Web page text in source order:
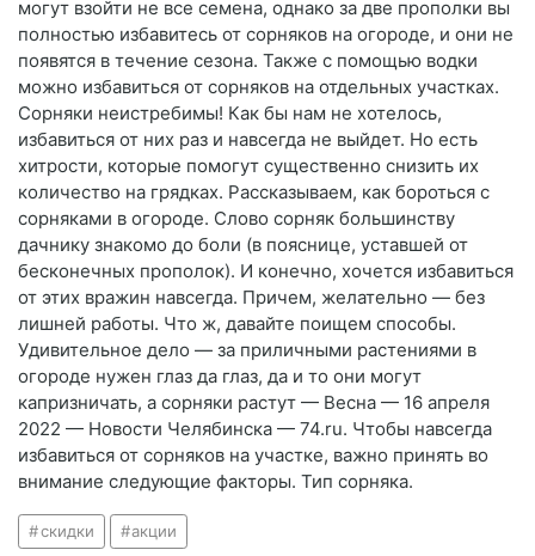
могут взойти не все семена, однако за две прополки вы
полностью избавитесь от сорняков на огороде, и они не
появятся в течение сезона. Также с помощью водки
можно избавиться от сорняков на отдельных участках.
Сорняки неистребимы! Как бы нам не хотелось,
избавиться от них раз и навсегда не выйдет. Но есть
хитрости, которые помогут существенно снизить их
количество на грядках. Рассказываем, как бороться с
сорняками в огороде. Слово сорняк большинству
дачнику знакомо до боли (в пояснице, уставшей от
бесконечных прополок). И конечно, хочется избавиться
от этих вражин навсегда. Причем, желательно — без
лишней работы. Что ж, давайте поищем способы.
Удивительное дело — за приличными растениями в
огороде нужен глаз да глаз, да и то они могут
капризничать, а сорняки растут — Весна — 16 апреля
2022 — Новости Челябинска — 74.ru. Чтобы навсегда
избавиться от сорняков на участке, важно принять во
внимание следующие факторы. Тип сорняка.
скидки акции